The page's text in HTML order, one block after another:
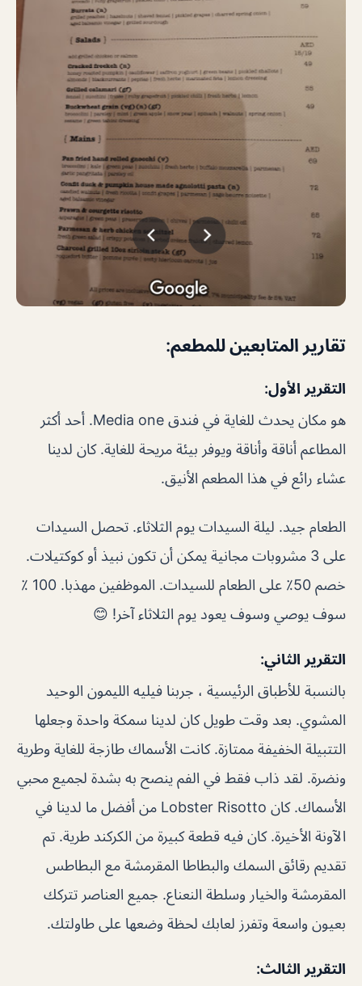
تقارير المتابعين للمطعم:
التقرير الأول:
هو مكان يحدث للغاية في فندق Media one. أحد أكثر
المطاعم أناقة وأناقة ويوفر بيئة مريحة للغاية. كان لدينا
عشاء رائع في هذا المطعم الأنيق.
الطعام جيد. ليلة السيدات يوم الثلاثاء. تحصل السيدات
على 3 مشروبات مجانية يمكن أن تكون نبيذ أو كوكتيلات.
خصم 50٪ على الطعام للسيدات. الموظفين مهذبا. 100 ٪
سوف يوصي وسوف يعود يوم الثلاثاء آخر! 😊
التقرير الثاني:
بالنسبة للأطباق الرئيسية ، جربنا فيليه الليمون الوحيد
المشوي. بعد وقت طويل كان لدينا سمكة واحدة وجعلها
التتبيلة الخفيفة ممتازة. كانت الأسماك طازجة للغاية وطرية
ونضرة. لقد ذاب فقط في الفم ينصح به بشدة لجميع محبي
الأسماك. كان Lobster Risotto من أفضل ما لدينا في
الآونة الأخيرة. كان فيه قطعة كبيرة من الكركند طرية. تم
تقديم رقائق السمك والبطاطا المقرمشة مع البطاطس
المقرمشة والخيار وسلطة النعناع. جميع العناصر تتركك
بعيون واسعة وتفرز لعابك لحظة وضعها على طاولتك.
التقرير الثالث: